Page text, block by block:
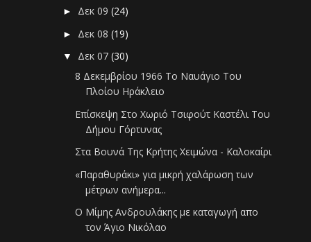
► Δεκ 09(24)
► Δεκ 08(19)
▼ Δεκ 07(30)
8 Δεκεμβρίου 1966 Το Ναυάγιο Του
Πλοίου Ηράκλειο
Επίσκεψη Στο Χωριό Τσιφούτ Καστέλι Του
Δήμου Γόρτυνας
Στα Βουνά Της Κρήτης Χειμώνα - Καλοκαίρι
«Παραθυράκι» για μικρή χαλάρωση των
μέτρων ανήμερα...
Ο Μίμης Ανδρουλάκης με καταγωγή απο
τον Άγιο Νικόλαο